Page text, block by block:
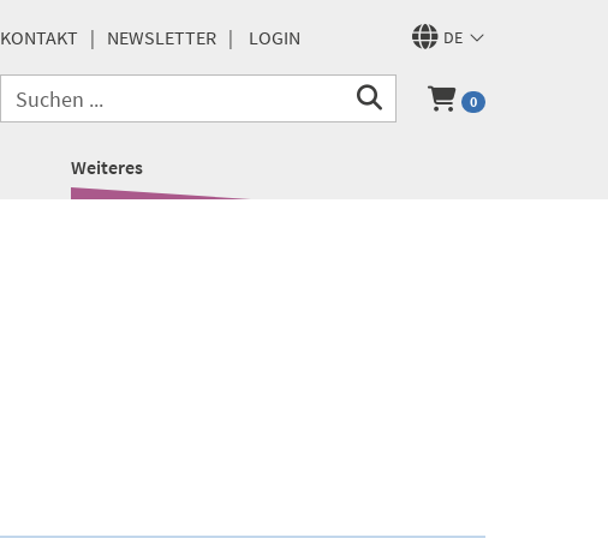
DE
KONTAKT NEWSLETTER LOGIN
0
Weiteres